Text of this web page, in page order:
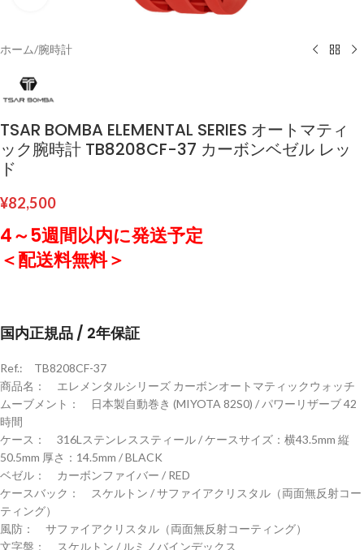
ホーム/腕時計
TSAR BOMBA ELEMENTAL SERIES オートマティ
ック腕時計 TB8208CF-37 カーボンベゼル レッ
ド
¥82,500
4～5週間以内に発送予定
＜配送料無料＞
国内正規品 / 2年保証
Ref.: TB8208CF-37
商品名： エレメンタルシリーズ カーボンオートマティックウォッチ
ムーブメント： 日本製自動巻き (MIYOTA 82S0) / パワーリザーブ 42
時間
ケース： 316Lステンレススティール / ケースサイズ：横43.5mm 縦
50.5mm 厚さ：14.5mm / BLACK
ベゼル： カーボンファイバー / RED
ケースバック： スケルトン / サファイアクリスタル（両面無反射コー
ティング）
風防： サファイアクリスタル（両面無反射コーティング）
文字盤： スケルトン / ルミノバインデックス